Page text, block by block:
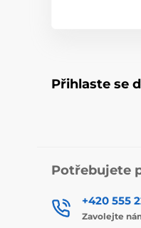
Přihlaste se
Potřebujete
+420 555
Zavolejte